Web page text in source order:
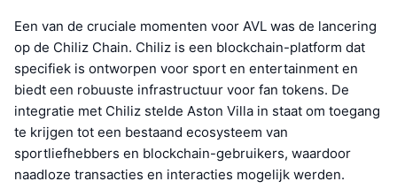
Een van de cruciale momenten voor AVL was de lancering
op de Chiliz Chain. Chiliz is een blockchain-platform dat
specifiek is ontworpen voor sport en entertainment en
biedt een robuuste infrastructuur voor fan tokens. De
integratie met Chiliz stelde Aston Villa in staat om toegang
te krijgen tot een bestaand ecosysteem van
sportliefhebbers en blockchain-gebruikers, waardoor
naadloze transacties en interacties mogelijk werden.